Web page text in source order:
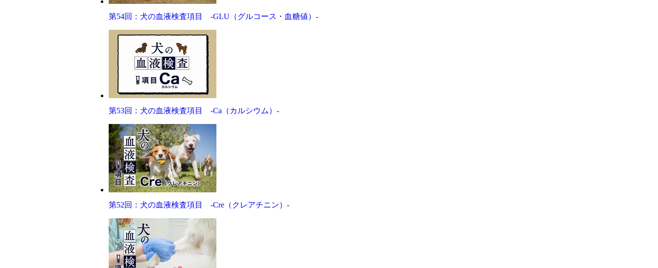
第54回：犬の血液検査項目 -GLU（グルコース・血糖値）-
第53回：犬の血液検査項目 -Ca（カルシウム）-
第52回：犬の血液検査項目 -Cre（クレアチニン）-